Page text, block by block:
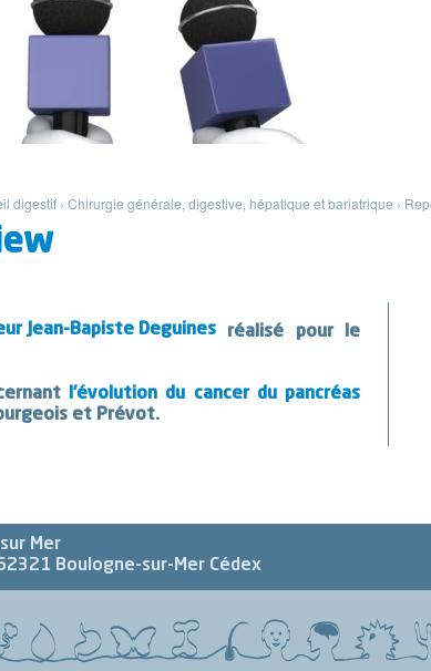
digestif › Chirurgie générale, digestive, hépatique et bariatrique ›
Jean-Bapiste Deguinesréalisé pour le
l’évolution du cancer du pancréas
et Prévot.
Mer
Boulogne-sur-Mer Cédex